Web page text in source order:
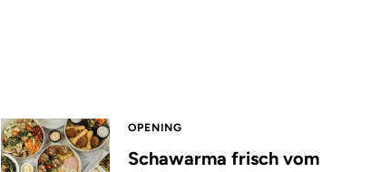
OPENING
Schawarma frisch vom